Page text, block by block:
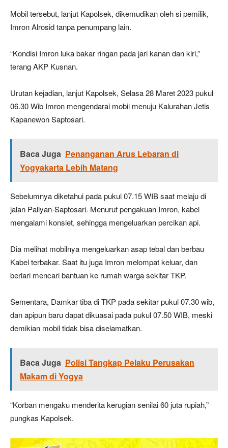
Mobil tersebut, lanjut Kapolsek, dikemudikan oleh si pemilik,
Imron Alrosid tanpa penumpang lain.
“Kondisi Imron luka bakar ringan pada jari kanan dan kiri,”
terang AKP Kusnan.
Urutan kejadian, lanjut Kapolsek, Selasa 28 Maret 2023 pukul
06.30 Wib Imron mengendarai mobil menuju Kalurahan Jetis
Kapanewon Saptosari.
Baca Juga Penanganan Arus Lebaran di
Yogyakarta Lebih Matang
Sebelumnya diketahui pada pukul 07.15 WIB saat melaju di
jalan Paliyan-Saptosari. Menurut pengakuan Imron, kabel
mengalami konslet, sehingga mengeluarkan percikan api.
Dia melihat mobilnya mengeluarkan asap tebal dan berbau
Kabel terbakar. Saat itu juga Imron melompat keluar, dan
berlari mencari bantuan ke rumah warga sekitar TKP.
Sementara, Damkar tiba di TKP pada sekitar pukul 07.30 wib,
dan apipun baru dapat dikuasai pada pukul 07.50 WIB, meski
demikian mobil tidak bisa diselamatkan.
Baca Juga Polisi Tangkap Pelaku Perusakan
Makam di Yogya
“Korban mengaku menderita kerugian senilai 60 juta rupiah,”
pungkas Kapolsek.